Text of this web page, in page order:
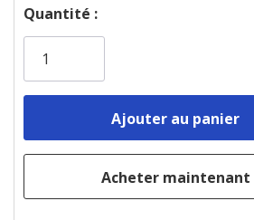
Dépêchez-
vous!
plus
Quantité :